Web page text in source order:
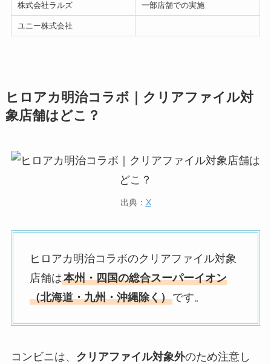
株式会社ラルズ 一部店舗での実施
ユニー株式会社
ヒロアカ明治コラボ｜クリアファイル対
象店舗はどこ？
出典： X
ヒロアカ明治コラボのクリアファイル対象
店舗は本州・四国の総合スーパーイオン
（北海道・九州・沖縄除く）です。
コンビニは、 クリアファイル対象外のため注意し